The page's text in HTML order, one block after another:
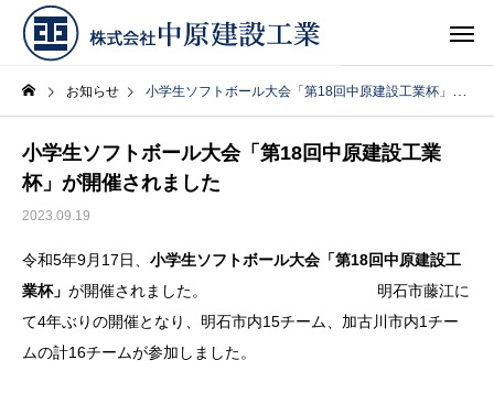
お知らせ 小学生ソフトボール大会「第18回中原建設工業杯」が開催されました
小学生ソフトボール大会「第18回中原建設工業
杯」が開催されました
2023.09.19
令和5年9月17日、 小学生ソフトボール大会「第18回中原建設工
業杯」 が開催されました。 明石市藤江に
て4年ぶりの開催となり、明石市内15チーム、加古川市内1チー
ムの計16チームが参加しました。